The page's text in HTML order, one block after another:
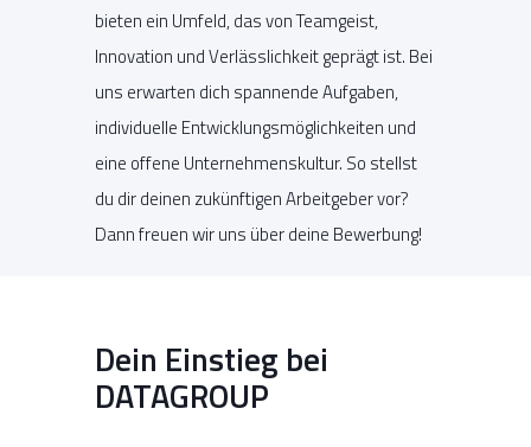
bieten ein Umfeld, das von Teamgeist,
Innovation und Verlässlichkeit geprägt ist. Bei
uns erwarten dich spannende Aufgaben,
individuelle Entwicklungsmöglichkeiten und
eine offene Unternehmenskultur. So stellst
du dir deinen zukünftigen Arbeitgeber vor?
Dann freuen wir uns über deine Bewerbung!
Dein Einstieg bei
DATAGROUP